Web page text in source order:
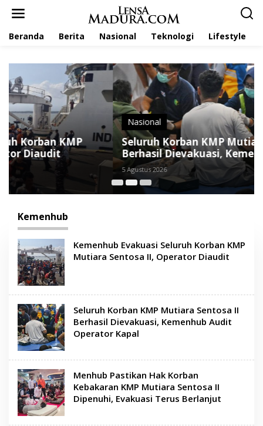
Beranda Berita Nasional Teknologi Lifestyle
Nasional
Seluruh Korban KMP Mutiara Sentosa II
Berhasil Dievakuasi, Kemenhub Audit
Operator Kapal
Kemenhub
Kemenhub Evakuasi Seluruh Korban KMP
Mutiara Sentosa II, Operator Diaudit
Seluruh Korban KMP Mutiara Sentosa II
Berhasil Dievakuasi, Kemenhub Audit
Operator Kapal
Menhub Pastikan Hak Korban
Kebakaran KMP Mutiara Sentosa II
Dipenuhi, Evakuasi Terus Berlanjut